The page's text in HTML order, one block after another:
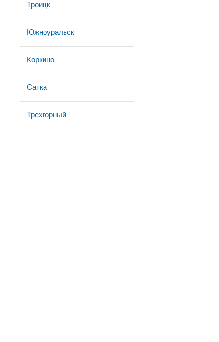
Троицк
Южноуральск
Коркино
Сатка
Трехгорный